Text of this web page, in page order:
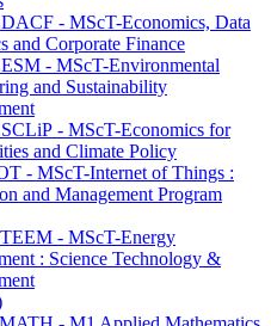
- MScT-Economics, Data
and Corporate Finance
- MScT-Environmental
and Sustainability
- MScT-Economics for
and Climate Policy
- MScT-Internet of Things :
and Management Program
- MScT-Energy
: Science Technology &